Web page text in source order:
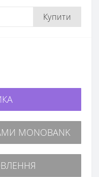
Купити
MONOBANK